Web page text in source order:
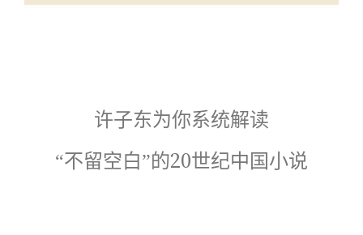
许子东为你系统解读
“不留空白”的20世纪中国小说